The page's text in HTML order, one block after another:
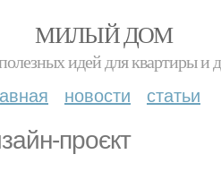
МИЛЫЙ ДОМ
идей для квартиры и
новости статьи
проєкт